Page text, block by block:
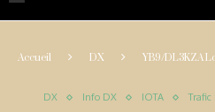
Accueil DX YB9/DL3KZA
DX Info DX IOTA Trafic